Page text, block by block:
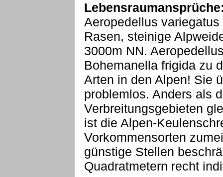
Aeropedellus
Rasen, steinige
3000m NN.
Bohemanella frigida zu
Arten in den Alpen! Sie
problemlos. Anders als
Verbreitungsgebieten
ist die Alpen-
Vorkommensorten
günstige Stellen
Quadratmetern recht